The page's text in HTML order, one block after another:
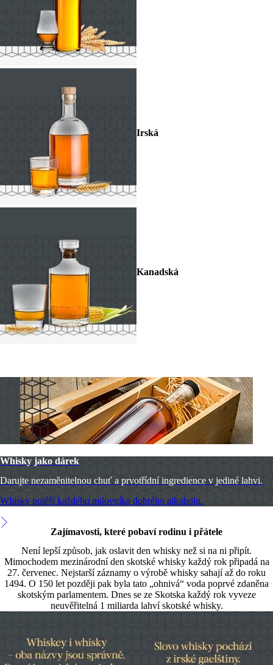
Irská
Kanadská
Whisky jako dárek
Darujte nezaměnitelnou chuť a prvotřídní ingredience v jediné lahvi.
Whisky potěší každého milovníka dobrého alkoholu.
Zajímavosti, které pobaví rodinu i přátele
Není lepší způsob, jak oslavit den whisky než si na ni připít.
Mimochodem mezinárodní den skotské whisky každý rok připadá na
27. červenec. Nejstarší záznamy o výrobě whisky sahají až do roku
1494. O 150 let později pak byla tato „ohnivá“ voda poprvé zdaněna
skotským parlamentem. Dnes se ze Skotska každý rok vyveze
neuvěřitelná 1 miliarda lahví skotské whisky.